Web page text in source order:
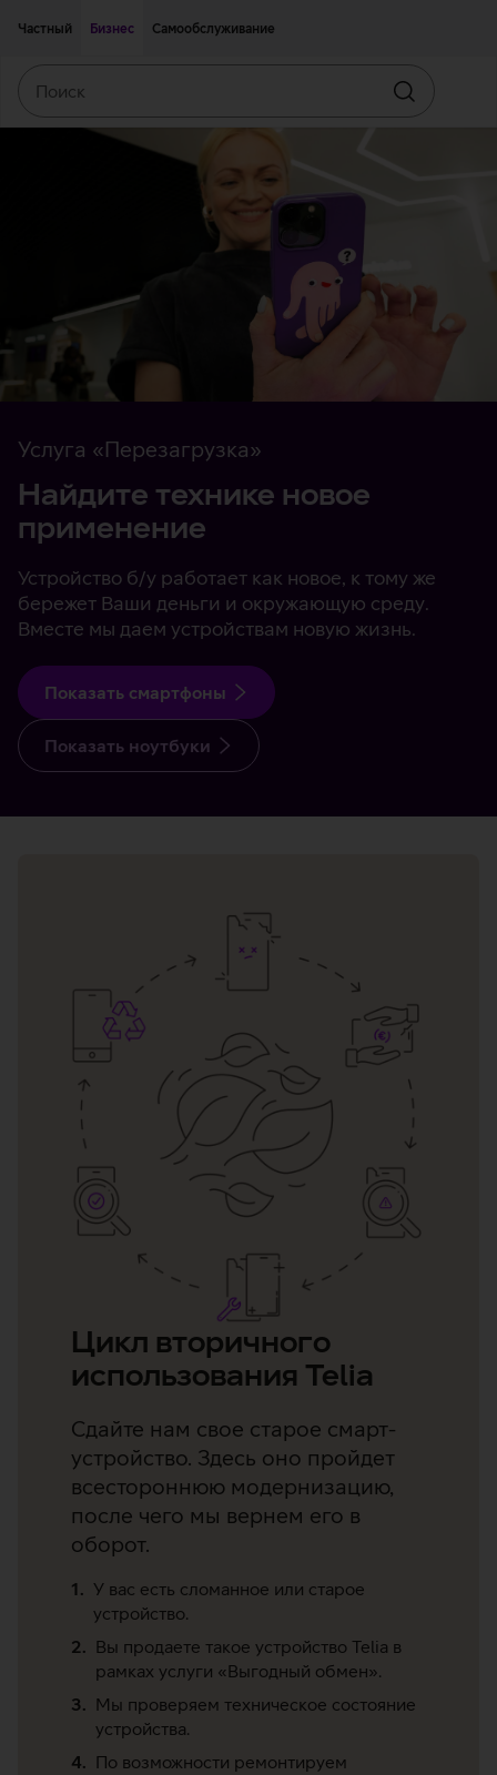
Частный
Бизнес Самообслуживание
Искать
Услуга «Перезагрузка»
Найдите технике новое
применение
Устройство б/у работает как новое, к тому же
бережет Ваши деньги и окружающую среду.
Вместе мы даем устройствам новую жизнь.
Показать смартфоны
Показать ноутбуки
Цикл вторичного
использования Telia
Сдайте нам свое старое смарт-
устройство. Здесь оно пройдет
всестороннюю модернизацию,
после чего мы вернем его в
оборот.
У вас есть сломанное или старое
устройство.
Вы продаете такое устройство Telia в
рамках услуги «Выгодный обмен».
Мы проверяем техническое состояние
устройства.
По возможности ремонтируем